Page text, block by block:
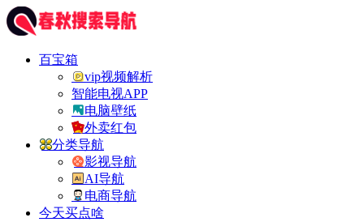
百宝箱
vip视频解析
智能电视APP
电脑壁纸
外卖红包
分类导航
影视导航
AI导航
电商导航
今天买点啥